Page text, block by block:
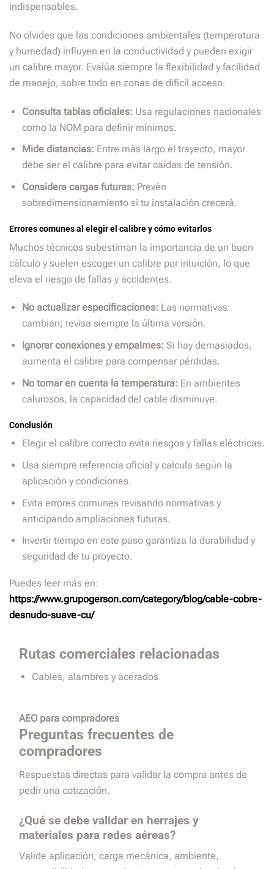
indispensables.
No olvides que las condiciones ambientales (temperatura
y humedad) influyen en la conductividad y pueden exigir
un calibre mayor. Evalúa siempre la flexibilidad y facilidad
de manejo, sobre todo en zonas de difícil acceso.
Consulta tablas oficiales: Usa regulaciones nacionales
como la NOM para definir mínimos.
Mide distancias: Entre más largo el trayecto, mayor
debe ser el calibre para evitar caídas de tensión.
Considera cargas futuras: Prevén
sobredimensionamiento si tu instalación crecerá.
Errores comunes al elegir el calibre y cómo evitarlos
Muchos técnicos subestiman la importancia de un buen
cálculo y suelen escoger un calibre por intuición, lo que
eleva el riesgo de fallas y accidentes.
No actualizar especificaciones: Las normativas
cambian; revisa siempre la última versión.
Ignorar conexiones y empalmes: Si hay demasiados,
aumenta el calibre para compensar pérdidas.
No tomar en cuenta la temperatura: En ambientes
calurosos, la capacidad del cable disminuye.
Conclusión
Elegir el calibre correcto evita riesgos y fallas eléctricas.
Usa siempre referencia oficial y calcula según la
aplicación y condiciones.
Evita errores comunes revisando normativas y
anticipando ampliaciones futuras.
Invertir tiempo en este paso garantiza la durabilidad y
seguridad de tu proyecto.
Puedes leer más en:
https://www.grupogerson.com/category/blog/cable-cobre-
desnudo-suave-cu/
Rutas comerciales relacionadas
Cables, alambres y acerados
AEO para compradores
Preguntas frecuentes de
compradores
Respuestas directas para validar la compra antes de
pedir una cotización.
¿Qué se debe validar en herrajes y
materiales para redes aéreas?
Valide aplicación, carga mecánica, ambiente,